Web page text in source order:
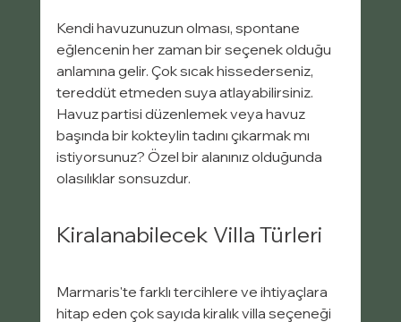
Kendi havuzunuzun olması, spontane
eğlencenin her zaman bir seçenek olduğu
anlamına gelir. Çok sıcak hissederseniz,
tereddüt etmeden suya atlayabilirsiniz.
Havuz partisi düzenlemek veya havuz
başında bir kokteylin tadını çıkarmak mı
istiyorsunuz? Özel bir alanınız olduğunda
olasılıklar sonsuzdur.
Kiralanabilecek Villa Türleri
Marmaris'te farklı tercihlere ve ihtiyaçlara
hitap eden çok sayıda kiralık villa seçeneği